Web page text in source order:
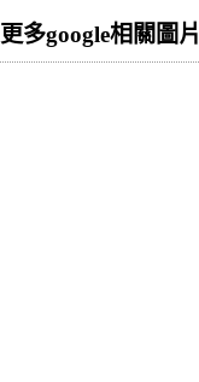
更多google相關圖片